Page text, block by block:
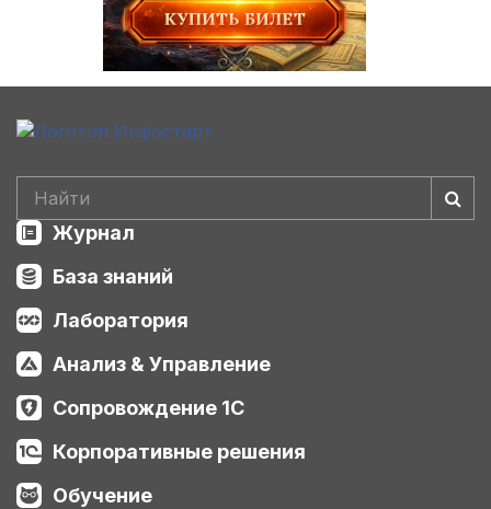
Журнал
База знаний
Лаборатория
Анализ & Управление
Сопровождение 1С
Корпоративные решения
Обучение